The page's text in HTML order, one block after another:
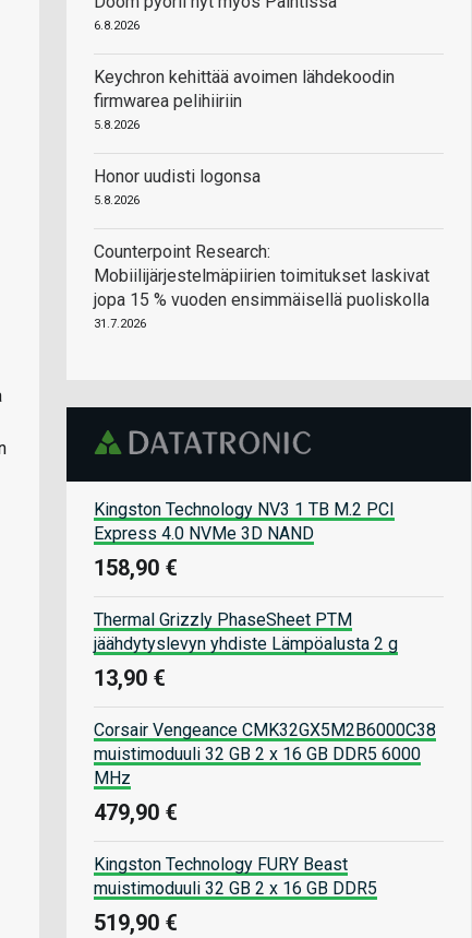
6.8.2026
Keychron kehittää avoimen lähdekoodin
firmwarea pelihiiriin
5.8.2026
Honor uudisti logonsa
5.8.2026
Counterpoint Research:
Mobiilijärjestelmäpiirien toimitukset laskivat
jopa 15 % vuoden ensimmäisellä puoliskolla
31.7.2026
Kingston Technology NV3 1 TB M.2 PCI
Express 4.0 NVMe 3D NAND
158,90 €
Thermal Grizzly PhaseSheet PTM
jäähdytyslevyn yhdiste Lämpöalusta 2 g
13,90 €
Corsair Vengeance CMK32GX5M2B6000C38
muistimoduuli 32 GB 2 x 16 GB DDR5 6000
MHz
479,90 €
Kingston Technology FURY Beast
muistimoduuli 32 GB 2 x 16 GB DDR5
519,90 €